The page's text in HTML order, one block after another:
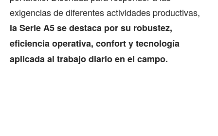
exigencias de diferentes actividades productivas,
la Serie A5 se destaca por su robustez,
eficiencia operativa, confort y tecnología
aplicada al trabajo diario en el campo.